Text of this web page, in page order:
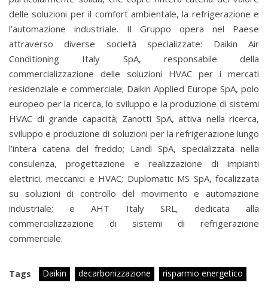
delle soluzioni per il comfort ambientale, la refrigerazione e
l’automazione industriale. Il Gruppo opera nel Paese
attraverso diverse società specializzate: Daikin Air
Conditioning Italy SpA, responsabile della
commercializzazione delle soluzioni HVAC per i mercati
residenziale e commerciale; Daikin Applied Europe SpA, polo
europeo per la ricerca, lo sviluppo e la produzione di sistemi
HVAC di grande capacità; Zanotti SpA, attiva nella ricerca,
sviluppo e produzione di soluzioni per la refrigerazione lungo
l’intera catena del freddo; Landi SpA, specializzata nella
consulenza, progettazione e realizzazione di impianti
elettrici, meccanici e HVAC; Duplomatic MS SpA, focalizzata
su soluzioni di controllo del movimento e automazione
industriale; e AHT Italy SRL, dedicata alla
commercializzazione di sistemi di refrigerazione
commerciale.
Tags Daikin decarbonizzazione risparmio energetico